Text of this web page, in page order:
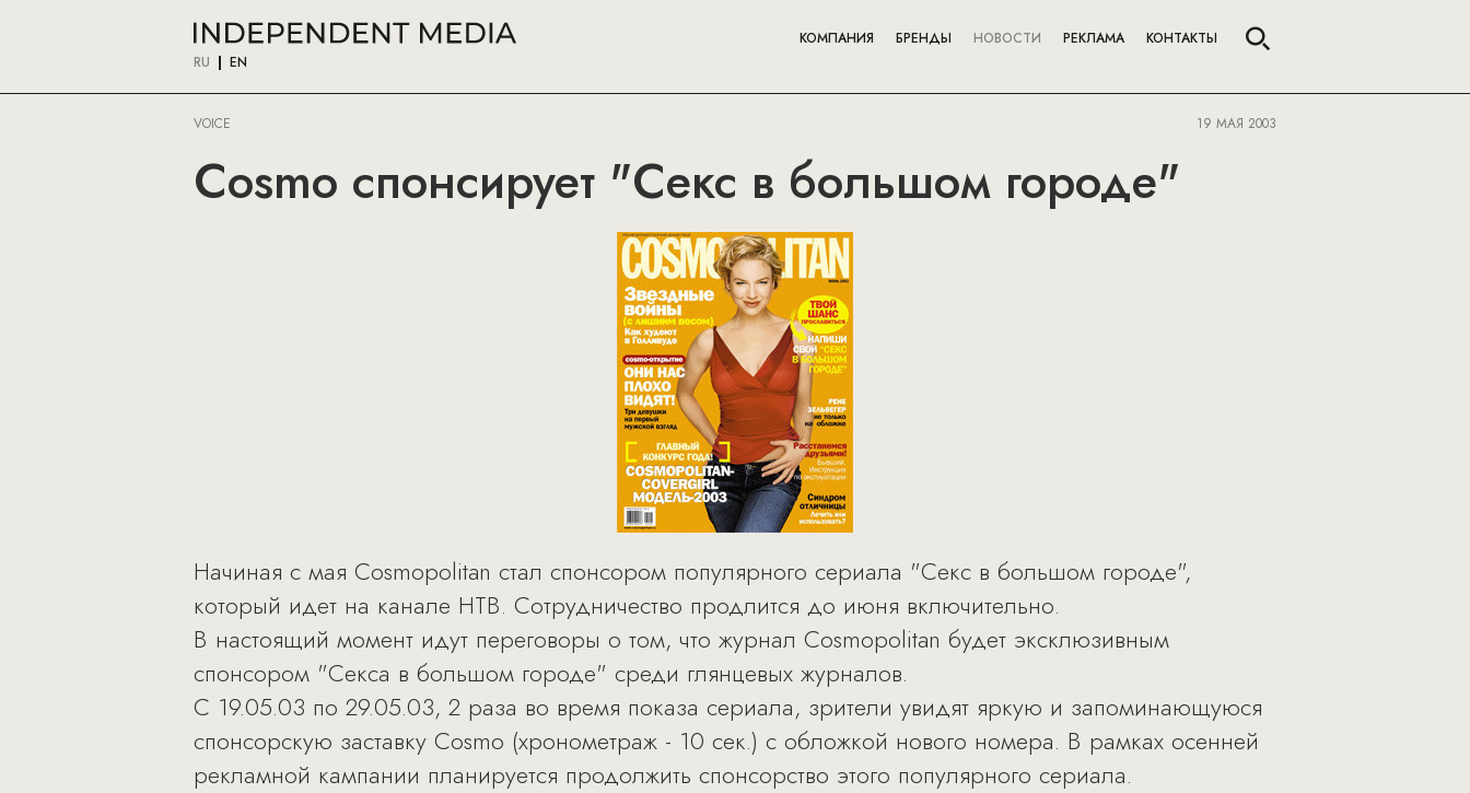
RU EN
КОМПАНИЯ БРЕНДЫ НОВОСТИ РЕКЛАМА КОНТАКТЫ
VOICE 19 МАЯ 2003
Cosmo спонсирует "Секс в большом городе"
Начиная с мая Cosmopolitan стал спонсором популярного сериала "Секс в большом городе",
который идет на канале НТВ. Сотрудничество продлится до июня включительно.
В настоящий момент идут переговоры о том, что журнал Cosmopolitan будет эксклюзивным
спонсором "Секса в большом городе" среди глянцевых журналов.
С 19.05.03 по 29.05.03, 2 раза во время показа сериала, зрители увидят яркую и запоминающуюся
спонсорскую заставку Cosmo (хронометраж - 10 сек.) с обложкой нового номера. В рамках осенней
рекламной кампании планируется продолжить спонсорство этого популярного сериала.